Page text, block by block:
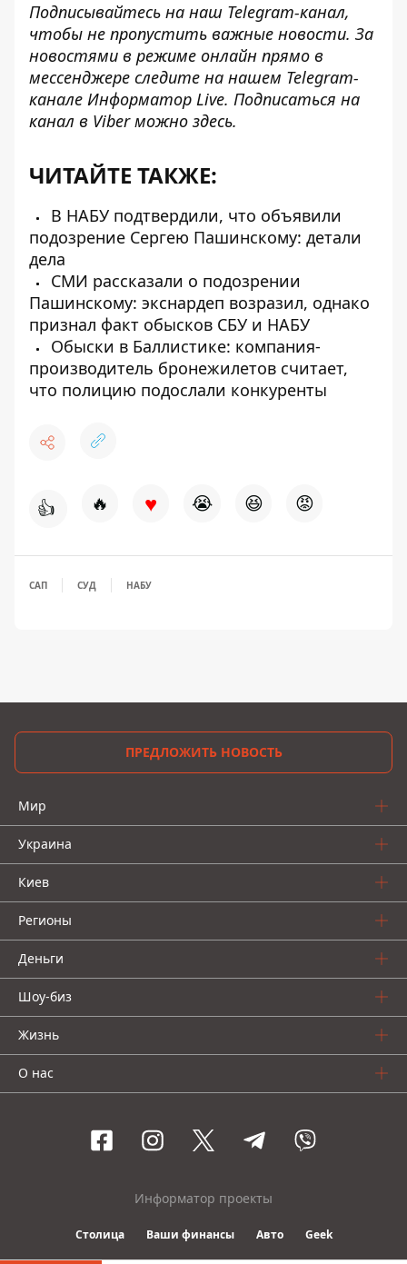
Подписывайтесь на наш Telegram-канал,
чтобы не пропустить важные новости. За
новостями в режиме онлайн прямо в
мессенджере следите на нашем Telegram-
канале Информатор Live. Подписаться на
канал в Viber можно здесь.
ЧИТАЙТЕ ТАКЖЕ:
В НАБУ подтвердили, что объявили
подозрение Сергею Пашинскому: детали
дела
СМИ рассказали о подозрении
Пашинскому: экснардеп возразил, однако
признал факт обысков СБУ и НАБУ
Обыски в Баллистике: компания-
производитель бронежилетов считает,
что полицию подослали конкуренты
👍 🔥 ♥ 😭 😆 😡
САП СУД НАБУ
ПРЕДЛОЖИТЬ НОВОСТЬ
Мир
Украина
Киев
Регионы
Деньги
Шоу-биз
Жизнь
О нас
Информатор проекты
Столица Ваши финансы Авто Geek